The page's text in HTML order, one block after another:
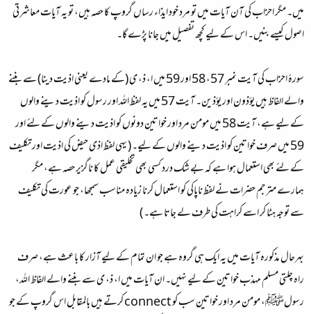
میں۔ مگر احزاب کی آن آیات میں تو مرد خود ایذاء رساں گروپ کا حصہ ہیں، تو یہ آیات معاشرتی
اصول کیسے بنیں۔ اس کے لیے کچھ تفصیل میں جانا پڑے گا۔
سورۂ احزاب کی آیت نمبر 57، 58 اور 59 میں ا، ذ، ی (کے مادے یعنی اذیت دینا) سے بننے
والے الفاظ ہیں یؤذون اور یؤذین۔ آیت 57 میں یہ لفظ اللہ اور رسول کو اذیت دینے والوں
کے لیے ہے، آیت 58 میں مومن مرد اور خواتین دونوں کو اذیت دینے والوں کے لئے اور
59 میں صرف خواتین کو اذیت دینے والوں کے لیے۔ ( یہی لفظ اذی حیض کی اذیت اور تکلیف
کے لئے بھی استعمال ہوا ہے کہ بے شک درد کسی بھی تخلیقی عمل کا ناگزیر حصہ ہے، مگر
ہمارے مترجم حضرات نے لفظ ناپاکی کو استعمال کرنا زیادہ مناسب سمجھا، جو عورت کی تکلیف
سے توجہ ہٹا کر اسے کراہت کی طرف لے جاتا ہے۔ )
بہرحال مذکورہ آیات میں یہ ایک ہی گروہ ہے جو ان تمام کے لیے آزار کا باعث ہے، صرف
راہ چلتی مسلم مہذب خواتین کے لیے نہیں۔ ان آیات میں ا، ذ، ی سے بننے والے الفاظ اللہ،
رسولﷺ، مومن مرد اور خواتین سب کو connect کرتے ہیں بالمقابل اس گروپ کے جو